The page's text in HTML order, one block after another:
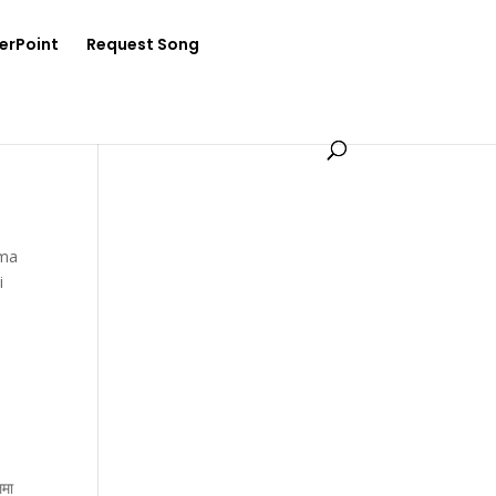
Request Song